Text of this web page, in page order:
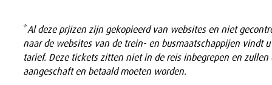
*Al deze prjizen zijn gekopieerd van websites en niet
naar de websites van de trein- en busmaatschappijen vindt
tarief. Deze tickets zitten niet in de reis inbegrepen en zullen
aangeschaft en betaald moeten worden.